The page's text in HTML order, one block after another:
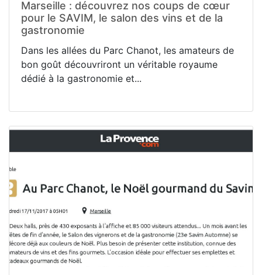
Marseille : découvrez nos coups de cœur
pour le SAVIM, le salon des vins et de la
gastronomie
Dans les allées du Parc Chanot, les amateurs de
bon goût découvriront un véritable royaume
dédié à la gastronomie et...